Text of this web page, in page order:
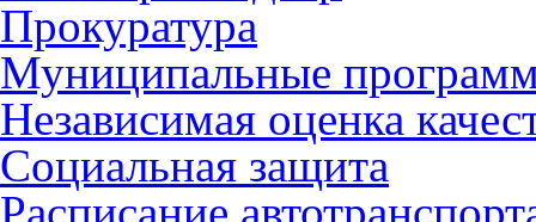
Прокуратура
Муниципальные
Независимая оценка
Социальная защита